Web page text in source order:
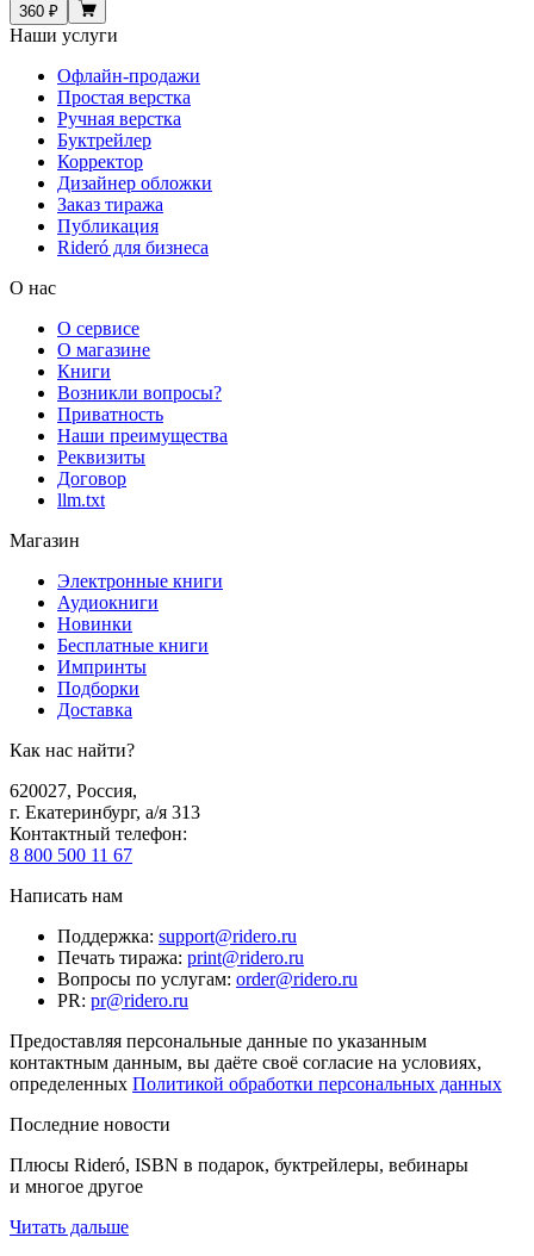
360 ₽
Наши услуги
Офлайн-продажи
Простая верстка
Ручная верстка
Буктрейлер
Корректор
Дизайнер обложки
Заказ тиража
Публикация
Rideró для бизнеса
О нас
О сервисе
О магазине
Книги
Возникли вопросы?
Приватность
Наши преимущества
Реквизиты
Договор
llm.txt
Магазин
Электронные книги
Аудиокниги
Новинки
Бесплатные книги
Импринты
Подборки
Доставка
Как нас найти?
620027, Россия,
г. Екатеринбург, а/я 313
Контактный телефон:
8 800 500 11 67
Написать нам
Поддержка: support@ridero.ru
Печать тиража: print@ridero.ru
Вопросы по услугам: order@ridero.ru
PR: pr@ridero.ru
Предоставляя персональные данные по указанным
контактным данным, вы даёте своё согласие на условиях,
определенных Политикой обработки персональных данных
Последние новости
Плюсы Rideró, ISBN в подарок, буктрейлеры, вебинары
и многое другое
Читать дальше